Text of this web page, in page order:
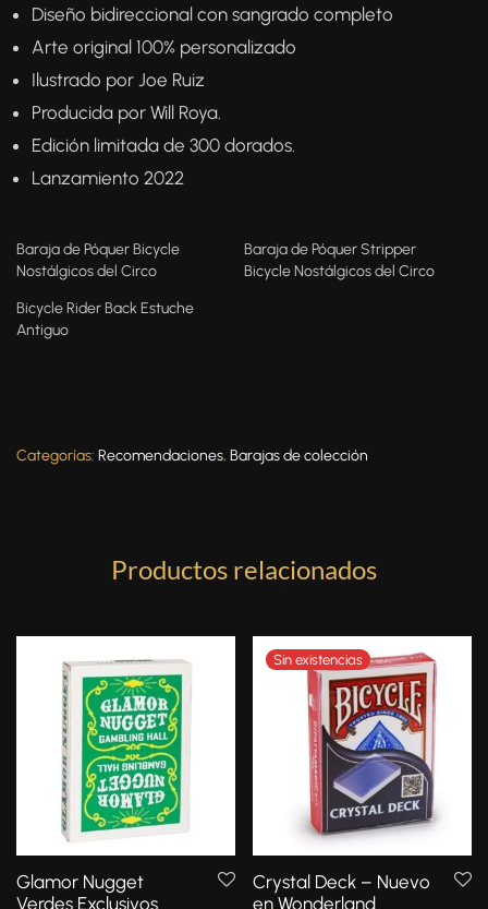
Diseño bidireccional con sangrado completo
Arte original 100% personalizado
Ilustrado por Joe Ruiz
Producida por Will Roya.
Edición limitada de 300 dorados.
Lanzamiento 2022
Baraja de Póquer Bicycle
Nostálgicos del Circo
Baraja de Póquer Stripper
Bicycle Nostálgicos del Circo
Bicycle Rider Back Estuche
Antiguo
Categorías: Recomendaciones, Barajas de colección
Productos relacionados
Glamor Nugget
Verdes Exclusivos
Crystal Deck – Nuevo
en Wonderland